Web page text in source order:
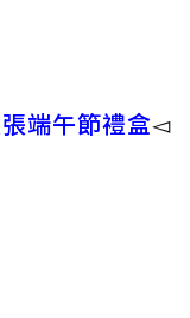
端午節禮盒◅